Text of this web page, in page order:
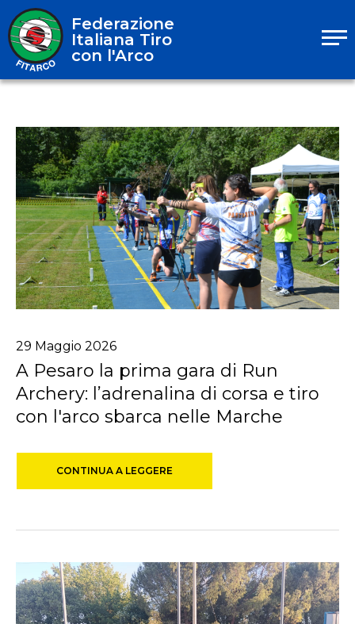
Federazione
Italiana Tiro
con l'Arco
29 Maggio 2026
A Pesaro la prima gara di Run
Archery: l’adrenalina di corsa e tiro
con l'arco sbarca nelle Marche
CONTINUA A LEGGERE